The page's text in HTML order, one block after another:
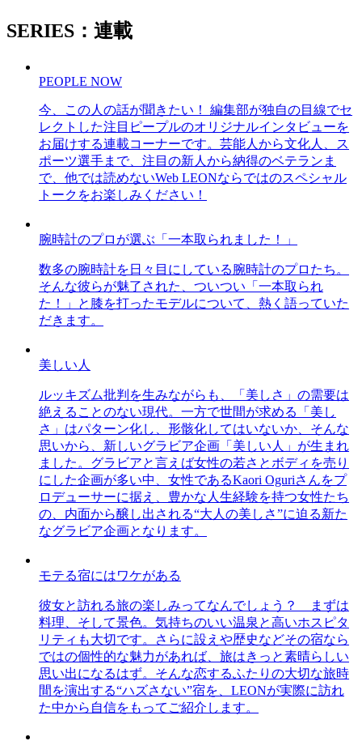
SERIES：連載
PEOPLE NOW
今、この人の話が聞きたい！ 編集部が独自の目線でセ
レクトした注目ピープルのオリジナルインタビューを
お届けする連載コーナーです。芸能人から文化人、ス
ポーツ選手まで、注目の新人から納得のベテランま
で、他では読めないWeb LEONならではのスペシャル
トークをお楽しみください！
腕時計のプロが選ぶ「一本取られました！」
数多の腕時計を日々目にしている腕時計のプロたち。
そんな彼らが魅了された、ついつい「一本取られ
た！」と膝を打ったモデルについて、熱く語っていた
だきます。
美しい人
ルッキズム批判を生みながらも、「美しさ」の需要は
絶えることのない現代。一方で世間が求める「美し
さ」はパターン化し、形骸化してはいないか、そんな
思いから、新しいグラビア企画「美しい人」が生まれ
ました。グラビアと言えば女性の若さとボディを売り
にした企画が多い中、女性であるKaori Oguriさんをプ
ロデューサーに据え、豊かな人生経験を持つ女性たち
の、内面から醸し出される“大人の美しさ”に迫る新た
なグラビア企画となります。
モテる宿にはワケがある
彼女と訪れる旅の楽しみってなんでしょう？ まずは
料理、そして景色。気持ちのいい温泉と高いホスピタ
リティも大切です。さらに設えや歴史などその宿なら
ではの個性的な魅力があれば、旅はきっと素晴らしい
思い出になるはず。そんな恋するふたりの大切な旅時
間を演出する“ハズさない”宿を、LEONが実際に訪れ
た中から自信をもってご紹介します。